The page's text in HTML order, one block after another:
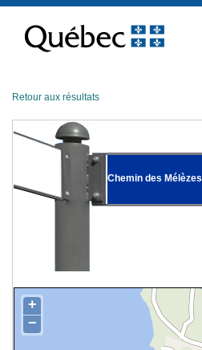
contenu
Retour aux résultats
Chemin des Mélèzes
+
−